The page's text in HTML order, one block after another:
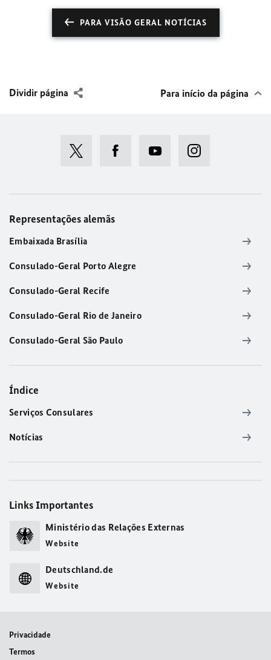
PARA VISÃO GERAL NOTÍCIAS
Dividir página Para início da página
Representações alemãs
Embaixada Brasília
Consulado-Geral Porto Alegre
Consulado-Geral Recife
Consulado-Geral Rio de Janeiro
Consulado-Geral São Paulo
Índice
Serviços Consulares
Notícias
Links Importantes
Ministério das Relações Externas
Website
Deutschland.de
Website
Privacidade
Termos